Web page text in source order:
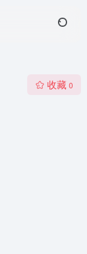
收藏 0